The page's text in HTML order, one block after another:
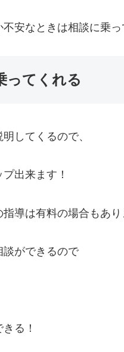
安なときは相談に乗っ
ってくれる
してくるので、
出来ます！
導は有料の場合もあり
談ができるので
る！